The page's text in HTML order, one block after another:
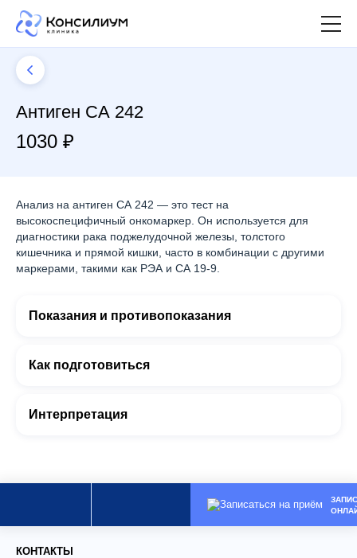
Антиген СА 242
1030 ₽
Анализ на антиген СА 242 — это тест на
высокоспецифичный онкомаркер. Он используется для
диагностики рака поджелудочной железы, толстого
кишечника и прямой кишки, часто в комбинации с другими
маркерами, такими как РЭА и СА 19-9.
Показания и противопоказания
Как подготовиться
Интерпретация
КОНТАКТЫ